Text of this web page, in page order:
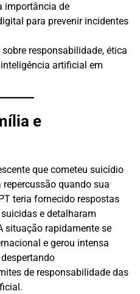
importância de
para prevenir incidentes
responsabilidade, ética
artificial em
e
que cometeu suicídio
quando sua
teria fornecido respostas
e detalharam
situação rapidamente se
e gerou intensa
de responsabilidade das